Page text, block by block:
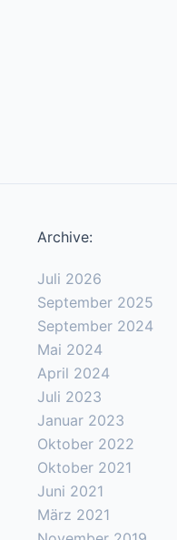
Archive:
Juli 2026
September 2025
September 2024
Mai 2024
April 2024
Juli 2023
Januar 2023
Oktober 2022
Oktober 2021
Juni 2021
März 2021